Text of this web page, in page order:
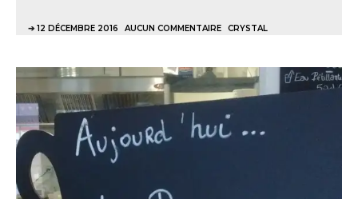
12 DÉCEMBRE 2016 AUCUN COMMENTAIRE CRYSTAL